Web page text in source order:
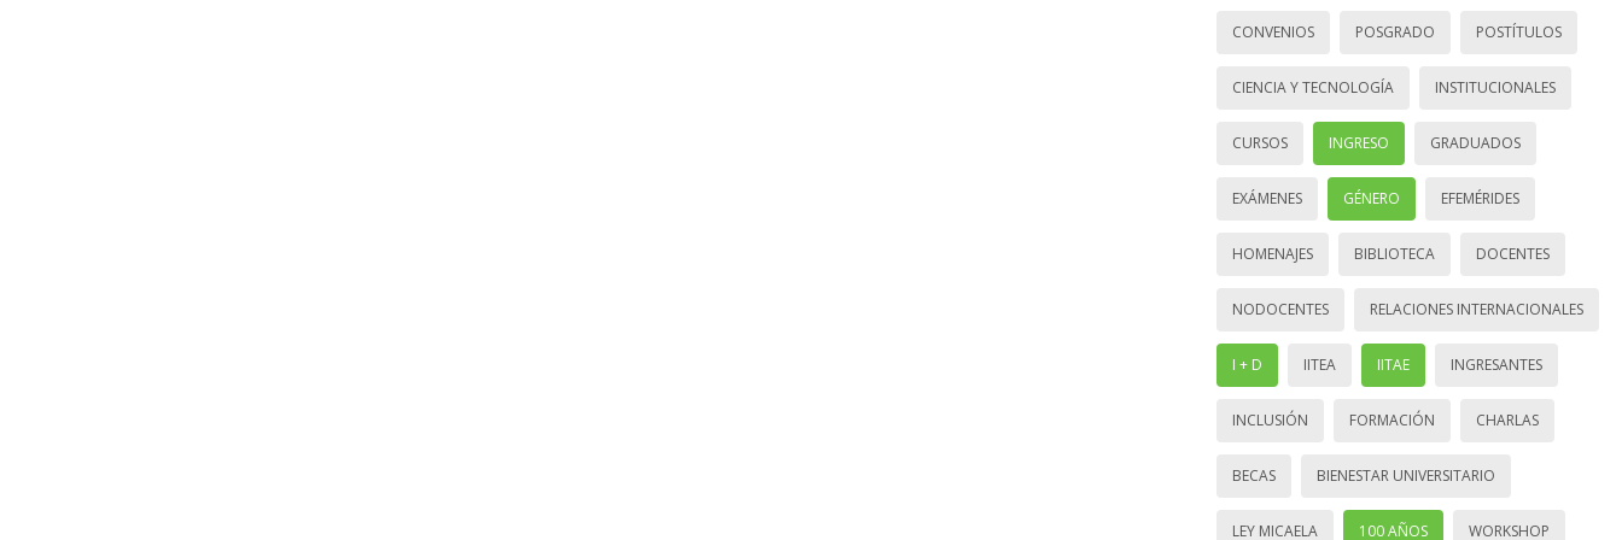
CONVENIOS POSGRADO POSTÍTULOS
CIENCIA Y TECNOLOGÍA INSTITUCIONALES
CURSOS INGRESO GRADUADOS
EXÁMENES GÉNERO EFEMÉRIDES
HOMENAJES BIBLIOTECA DOCENTES
NODOCENTES RELACIONES INTERNACIONALES
I + D IITEA IITAE INGRESANTES
INCLUSIÓN FORMACIÓN CHARLAS
BECAS BIENESTAR UNIVERSITARIO
LEY MICAELA 100 AÑOS WORKSHOP